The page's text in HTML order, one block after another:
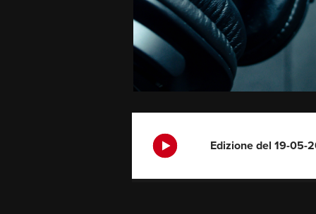
Edizione del 19-05-